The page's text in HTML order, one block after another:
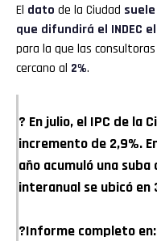
El dato de la Ciudad
que difundirá el INDEC
para la que las
cercano al 2%.
? En julio, el IPC de la
incremento de 2,9%.
año acumuló una
interanual se ubicó en
?Informe completo en: